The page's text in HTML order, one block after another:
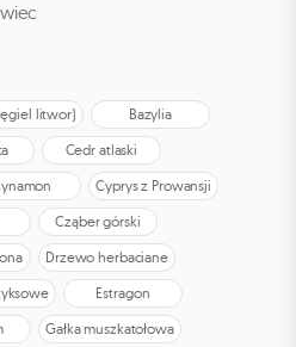
litwor)
Bazylia
Cedr atlaski
Cyprys z Prowansji
Cząber górski
Drzewo herbaciane
Estragon
Gałka muszkatołowa